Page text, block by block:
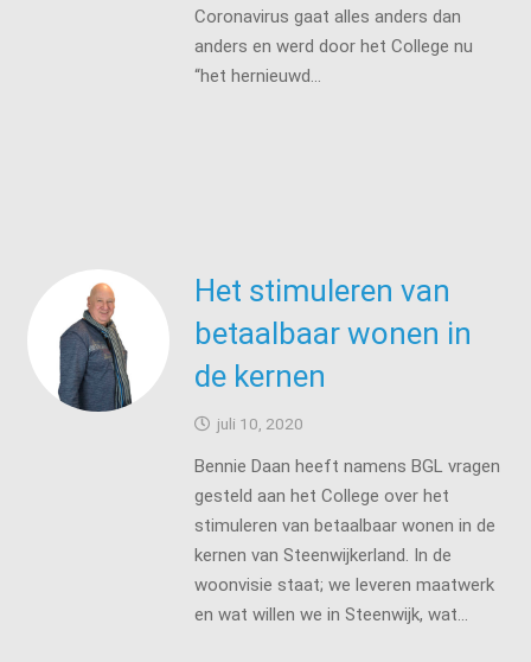
Coronavirus gaat alles anders dan
anders en werd door het College nu
“het hernieuwd…
Het stimuleren van
betaalbaar wonen in
de kernen
juli 10, 2020
Bennie Daan heeft namens BGL vragen
gesteld aan het College over het
stimuleren van betaalbaar wonen in de
kernen van Steenwijkerland. In de
woonvisie staat; we leveren maatwerk
en wat willen we in Steenwijk, wat…